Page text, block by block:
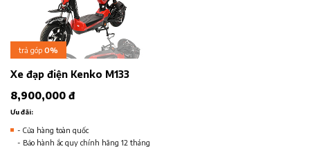
trả góp 0%
Xe đạp điện Kenko M133
8,900,000 đ
Ưu đãi:
- Cửa hàng toàn quốc
- Bảo hành ắc quy chính hãng 12 tháng